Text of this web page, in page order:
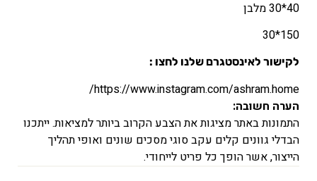
40*30 מלבן
150*30
לקישור לאינסטגרם שלנו לחצו :
https://www.instagram.com/ashram.home/
הערה חשובה:
התמונות באתר מציגות את הצבע הקרוב ביותר למציאות. ייתכנו
הבדלי גוונים קלים עקב סוגי מסכים שונים ואופי תהליך
הייצור, אשר הופך כל פריט לייחודי.